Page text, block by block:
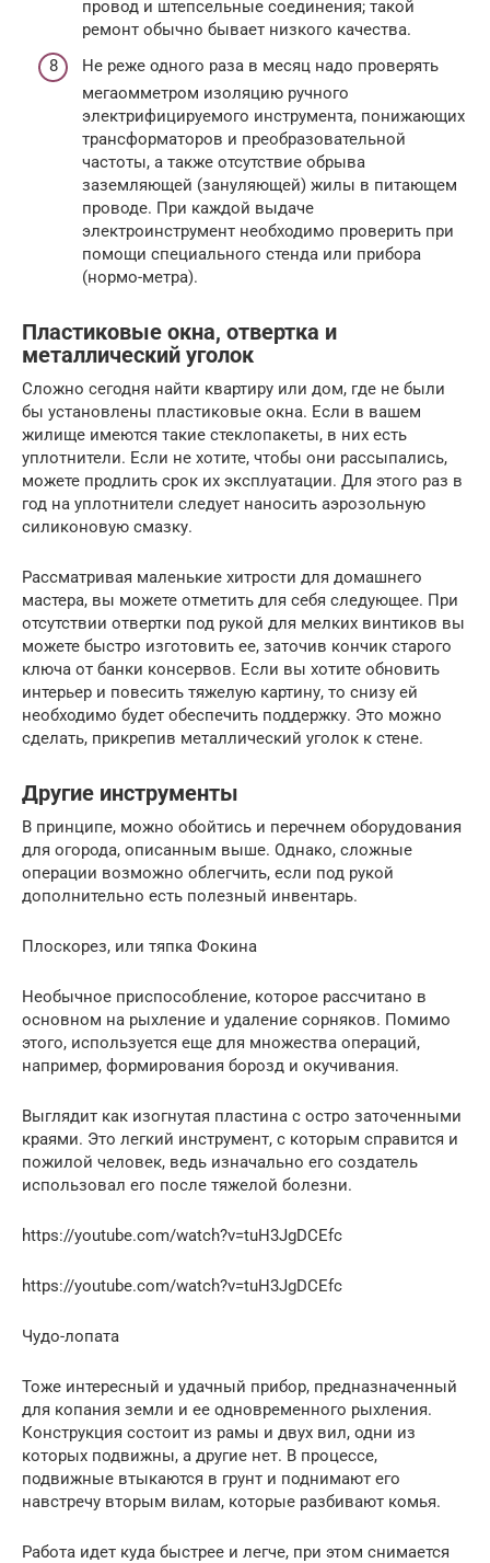
провод и штепсельные соединения; такой
ремонт обычно бывает низкого качества.
Не реже одного раза в месяц надо проверять
мегаомметром изоляцию ручного
электрифицируемого инструмента, понижающих
трансформаторов и преобразовательной
частоты, а также отсутствие обрыва
заземляющей (зануляющей) жилы в питающем
проводе. При каждой выдаче
электроинструмент необходимо проверить при
помощи специального стенда или прибора
(нормо-метра).
Пластиковые окна, отвертка и
металлический уголок
Сложно сегодня найти квартиру или дом, где не были
бы установлены пластиковые окна. Если в вашем
жилище имеются такие стеклопакеты, в них есть
уплотнители. Если не хотите, чтобы они рассыпались,
можете продлить срок их эксплуатации. Для этого раз в
год на уплотнители следует наносить аэрозольную
силиконовую смазку.
Рассматривая маленькие хитрости для домашнего
мастера, вы можете отметить для себя следующее. При
отсутствии отвертки под рукой для мелких винтиков вы
можете быстро изготовить ее, заточив кончик старого
ключа от банки консервов. Если вы хотите обновить
интерьер и повесить тяжелую картину, то снизу ей
необходимо будет обеспечить поддержку. Это можно
сделать, прикрепив металлический уголок к стене.
Другие инструменты
В принципе, можно обойтись и перечнем оборудования
для огорода, описанным выше. Однако, сложные
операции возможно облегчить, если под рукой
дополнительно есть полезный инвентарь.
Плоскорез, или тяпка Фокина
Необычное приспособление, которое рассчитано в
основном на рыхление и удаление сорняков. Помимо
этого, используется еще для множества операций,
например, формирования борозд и окучивания.
Выглядит как изогнутая пластина с остро заточенными
краями. Это легкий инструмент, с которым справится и
пожилой человек, ведь изначально его создатель
использовал его после тяжелой болезни.
https://youtube.com/watch?v=tuH3JgDCEfc
https://youtube.com/watch?v=tuH3JgDCEfc
Чудо-лопата
Тоже интересный и удачный прибор, предназначенный
для копания земли и ее одновременного рыхления.
Конструкция состоит из рамы и двух вил, одни из
которых подвижны, а другие нет. В процессе,
подвижные втыкаются в грунт и поднимают его
навстречу вторым вилам, которые разбивают комья.
Работа идет куда быстрее и легче, при этом снимается